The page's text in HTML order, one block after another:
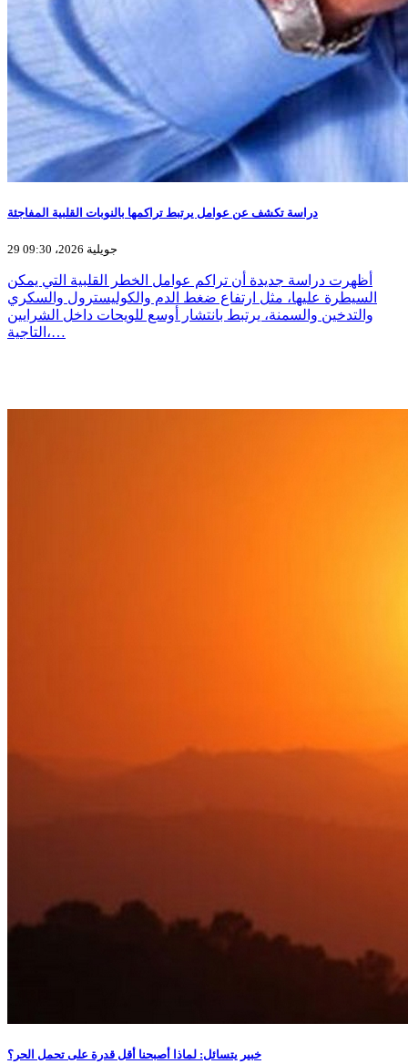
دراسة تكشف عن عوامل يرتبط تراكمها بالنوبات القلبية المفاجئة
29 جويلية 2026، 09:30
أظهرت دراسة جديدة أن تراكم عوامل الخطر القلبية التي يمكن
السيطرة عليها، مثل ارتفاع ضغط الدم والكوليسترول والسكري
والتدخين والسمنة، يرتبط بانتشار أوسع للويحات داخل الشرايين
التاجية،…
خبير يتسائل: لماذا أصبحنا أقل قدرة على تحمل الحر؟